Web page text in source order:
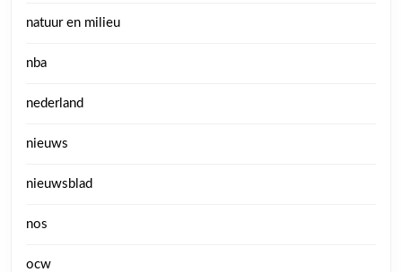
natuur en milieu
nba
nederland
nieuws
nieuwsblad
nos
ocw